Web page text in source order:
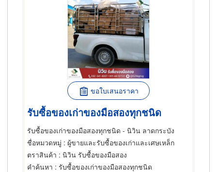
ขอใบเสนอราคา
รับซื้อของเก่าของมือสองทุกชนิด
รับซื้อของเก่าของมือสองทุกชนิด - นิวิน ลาดกระบัง
ชื่อหมวดหมู่ : ผู้ขายและรับซื้อของเก่าและเศษเหล็ก
ตราสินค้า : นิวิน รับซื้อของมือสอง
คำค้นหา : รับซื้อของเก่าของมือสองทุกชนิด